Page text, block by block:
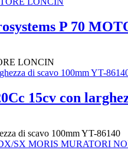
P 70
LONCIN
15cv con
di scavo 100mm YT-86140